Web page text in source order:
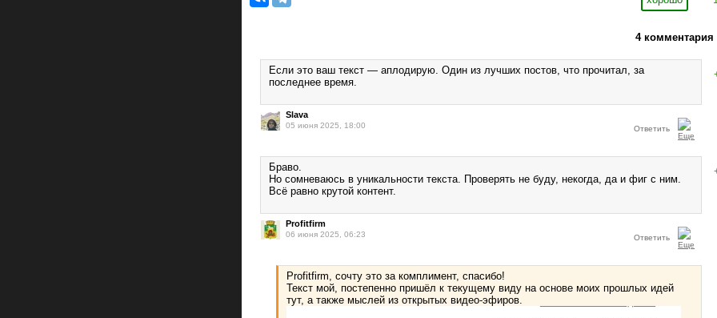
4 комментария
Если это ваш текст — аплодирую. Один из лучших постов, что прочитал, за
последнее время.
Slava
05 июня 2025, 18:00 Ответить
Браво.
Но сомневаюсь в уникальности текста. Проверять не буду, некогда, да и фиг с ним.
Всё равно крутой контент.
Profitfirm
06 июня 2025, 06:23 Ответить
Profitfirm, сочту это за комплимент, спасибо!
Текст мой, постепенно пришёл к текущему виду на основе моих прошлых идей
тут, а также мыслей из открытых видео-эфиров.